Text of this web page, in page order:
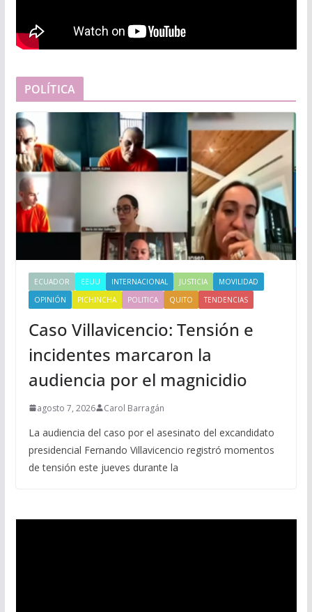
POLÍTICA
ECUADOR EEUU INTERNACIONAL JUSTICIA
MOVILIDAD
OPINIÓN
PICHINCHA POLITICA QUITO TENDENCIAS
Caso Villavicencio: Tensión e
incidentes marcaron la
audiencia por el magnicidio
agosto 7, 2026 Carol Barragán
La audiencia del caso por el asesinato del excandidato
presidencial Fernando Villavicencio registró momentos
de tensión este jueves durante la